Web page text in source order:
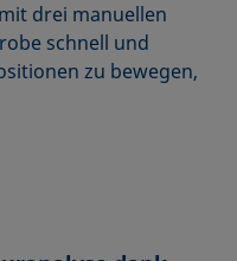
drei manuellen
schnell und
zu bewegen,